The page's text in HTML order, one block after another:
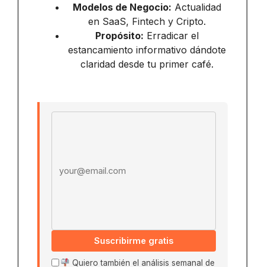
Modelos de Negocio: Actualidad
en SaaS, Fintech y Cripto.
Propósito: Erradicar el
estancamiento informativo dándote
claridad desde tu primer café.
Suscribirme gratis
Quiero también el análisis semanal de